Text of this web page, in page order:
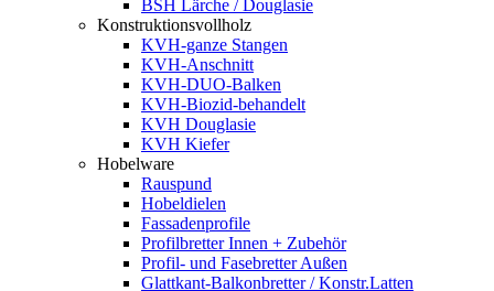
BSH Lärche / Douglasie
Konstruktionsvollholz
KVH-ganze Stangen
KVH-Anschnitt
KVH-DUO-Balken
KVH-Biozid-behandelt
KVH Douglasie
KVH Kiefer
Hobelware
Rauspund
Hobeldielen
Fassadenprofile
Profilbretter Innen + Zubehör
Profil- und Fasebretter Außen
Glattkant-Balkonbretter / Konstr.Latten